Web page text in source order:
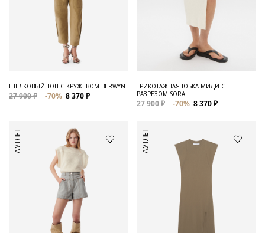
ШЕЛКОВЫЙ ТОП С КРУЖЕВОМ BERWYN
27 900 ₽ -70% 8 370 ₽
ТРИКОТАЖНАЯ ЮБКА-МИДИ С
РАЗРЕЗОМ SORA
27 900 ₽ -70% 8 370 ₽
АУТЛЕТ АУТЛЕТ